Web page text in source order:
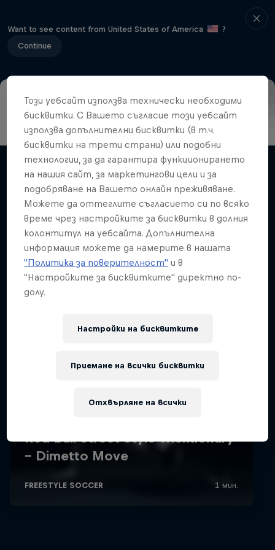
Want to see content from United States of America
?
Continue
Info Results About Judging History Athletes
Свързани видеа
Този уебсайт използва технически необходими
бисквитки. С Вашето съгласие този уебсайт
използва допълнителни бисквитки (в т.ч.
бисквитки на трети страни) или подобни
технологии, за да гарантира функционирането
на нашия сайт, за маркетингови цели и за
подобряване на Вашето онлайн преживяване.
Можете да оттеглите съгласието си по всяко
време чрез настройките за бисквитки в долния
колонтитул на уебсайта. Допълнителна
информация можете да намерите в нашата
"Политика за поверителност" и в
"Настройките за бисквитките" директно по-
долу.
Настройки на бисквитките
Отхвърляне на всички
Приемане на всички бисквитки